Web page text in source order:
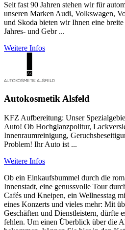
Seit fast 90 Jahren stehen wir für
unseren Marken Audi, Volkswagen,
und Skoda bieten wir Ihnen eine
Jahres- und Gebr ...
Weitere Infos
Autokosmetik Alsfeld
KFZ Aufbereitung: Unser
Auto! Ob Hochglanzpolitur,
Innenraumreinigung,
Problem! Ihr Auto ist ...
Weitere Infos
Ob ein Einkaufsbummel durch die
Innenstadt, eine genussvolle Tour
Cafés und Kneipen, ein Wellnesstag
eines Konzerts und vieles mehr: Mit
Geschäften und Dienstleistern, dürfte
fehlen. Um einen Überblick über die